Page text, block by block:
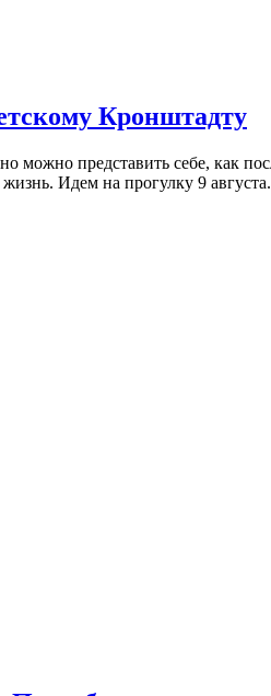
Кронштадту
представить себе, как
Идем на прогулку 9